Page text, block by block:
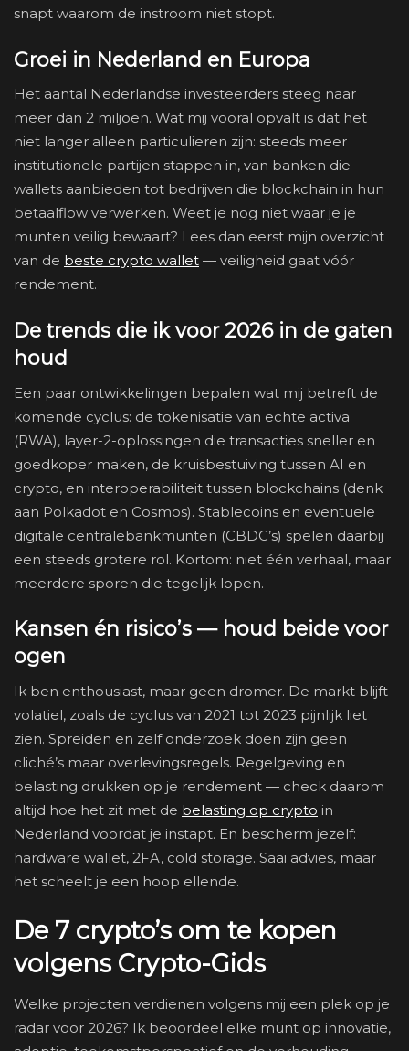
snapt waarom de instroom niet stopt.
Groei in Nederland en Europa
Het aantal Nederlandse investeerders steeg naar
meer dan 2 miljoen. Wat mij vooral opvalt is dat het
niet langer alleen particulieren zijn: steeds meer
institutionele partijen stappen in, van banken die
wallets aanbieden tot bedrijven die blockchain in hun
betaalflow verwerken. Weet je nog niet waar je je
munten veilig bewaart? Lees dan eerst mijn overzicht
van de beste crypto wallet — veiligheid gaat vóór
rendement.
De trends die ik voor 2026 in de gaten
houd
Een paar ontwikkelingen bepalen wat mij betreft de
komende cyclus: de tokenisatie van echte activa
(RWA), layer-2-oplossingen die transacties sneller en
goedkoper maken, de kruisbestuiving tussen AI en
crypto, en interoperabiliteit tussen blockchains (denk
aan Polkadot en Cosmos). Stablecoins en eventuele
digitale centralebankmunten (CBDC’s) spelen daarbij
een steeds grotere rol. Kortom: niet één verhaal, maar
meerdere sporen die tegelijk lopen.
Kansen én risico’s — houd beide voor
ogen
Ik ben enthousiast, maar geen dromer. De markt blijft
volatiel, zoals de cyclus van 2021 tot 2023 pijnlijk liet
zien. Spreiden en zelf onderzoek doen zijn geen
cliché’s maar overlevingsregels. Regelgeving en
belasting drukken op je rendement — check daarom
altijd hoe het zit met de belasting op crypto in
Nederland voordat je instapt. En bescherm jezelf:
hardware wallet, 2FA, cold storage. Saai advies, maar
het scheelt je een hoop ellende.
De 7 crypto’s om te kopen
volgens Crypto-Gids
Welke projecten verdienen volgens mij een plek op je
radar voor 2026? Ik beoordeel elke munt op innovatie,